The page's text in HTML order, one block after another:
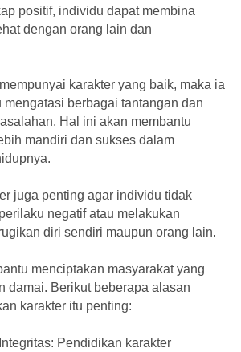
positif, individu dapat membina
dengan orang lain dan
karakter yang baik, maka ia
mengatasi berbagai tantangan dan
Hal ini akan membantu
mandiri dan sukses dalam
juga penting agar individu tidak
negatif atau melakukan
diri sendiri maupun orang lain.
menciptakan masyarakat yang
damai. Berikut beberapa alasan
karakter itu penting:
Pendidikan karakter